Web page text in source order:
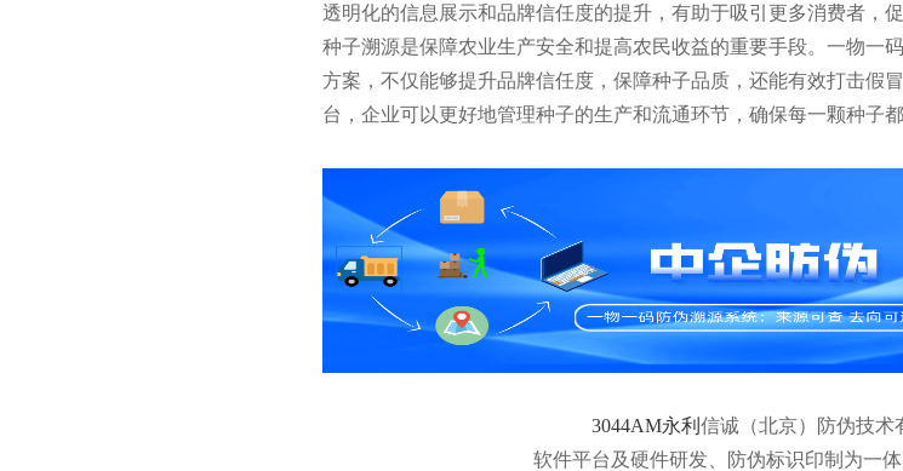
透明化的信息展示和品牌信任度的提升，有助于吸引更多消费者，促
种子溯源是保障农业生产安全和提高农民收益的重要手段。一物一
方案，不仅能够提升品牌信任度，保障种子品质，还能有效打击假
台，企业可以更好地管理种子的生产和流通环节，确保每一颗种子
3044AM永利 信诚（北京）防伪技术
软件平台及硬件研发、防伪标识印制为一